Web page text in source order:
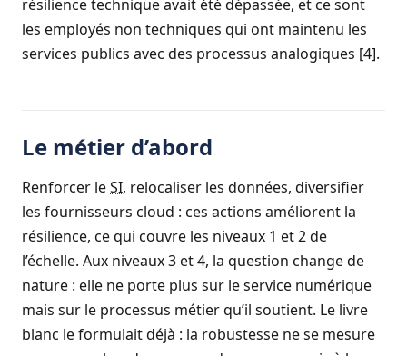
résilience technique avait été dépassée, et ce sont
les employés non techniques qui ont maintenu les
services publics avec des processus analogiques [4].
Le métier d’abord
Renforcer leSI, relocaliser les données, diversifier
les fournisseurs cloud : ces actions améliorent la
résilience, ce qui couvre les niveaux 1 et 2 de
l’échelle. Aux niveaux 3 et 4, la question change de
nature : elle ne porte plus sur le service numérique
mais sur le processus métier qu’il soutient. Le livre
blanc le formulait déjà : la robustesse ne se mesure